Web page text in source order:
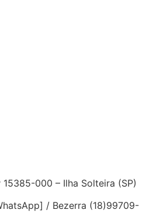
15385-000 – Ilha Solteira (SP)
/ Bezerra (18)99709-